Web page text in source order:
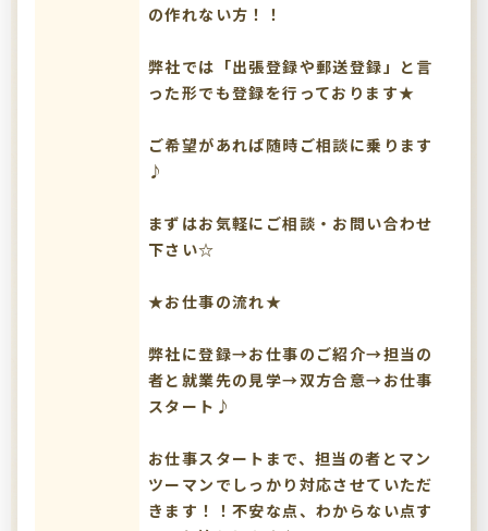
の作れない方！！
弊社では「出張登録や郵送登録」と言
った形でも登録を行っております★
ご希望があれば随時ご相談に乗ります
♪
まずはお気軽にご相談・お問い合わせ
下さい☆
★お仕事の流れ★
弊社に登録→お仕事のご紹介→担当の
者と就業先の見学→双方合意→お仕事
スタート♪
お仕事スタートまで、担当の者とマン
ツーマンでしっかり対応させていただ
きます！！不安な点、わからない点す